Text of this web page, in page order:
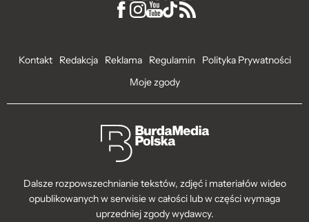
Kontakt Redakcja Reklama Regulamin
Polityka Prywatności
Moje zgody
Dalsze rozpowszechnianie tekstów, zdjęć i materiałów wideo
opublikowanych w serwisie w całości lub w części wymaga
uprzedniej zgody wydawcy.